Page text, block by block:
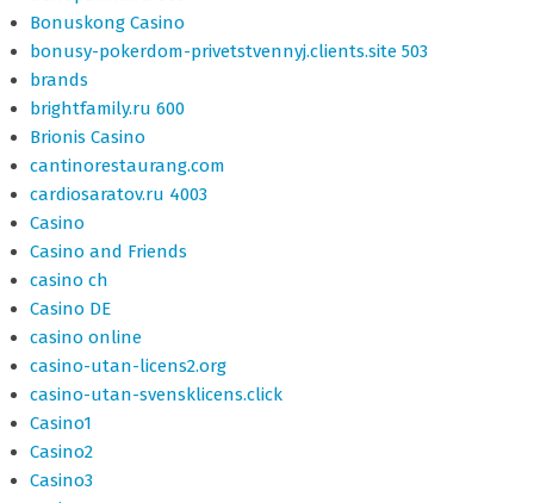
Bonuskong Casino
bonusy-pokerdom-privetstvennyj.clients.site 503
brands
brightfamily.ru 600
Brionis Casino
cantinorestaurang.com
cardiosaratov.ru 4003
Casino
Casino and Friends
casino ch
Casino DE
casino online
casino-utan-licens2.org
casino-utan-svensklicens.click
Casino1
Casino2
Casino3